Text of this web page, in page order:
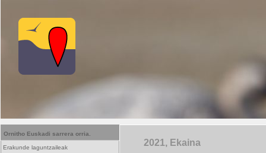
Ornitho Euskadi sarrera orria.
Erakunde laguntzaileak 2021, Ekaina